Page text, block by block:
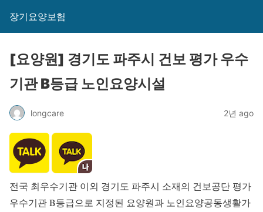
장기요양보험
[요양원] 경기도 파주시 건보 평가 우수
기관 B등급 노인요양시설
longcare 2년 ago
전국 최우수기관 이외 경기도 파주시 소재의 건보공단 평가
우수기관 B등급으로 지정된 요양원과 노인요양공동생활가